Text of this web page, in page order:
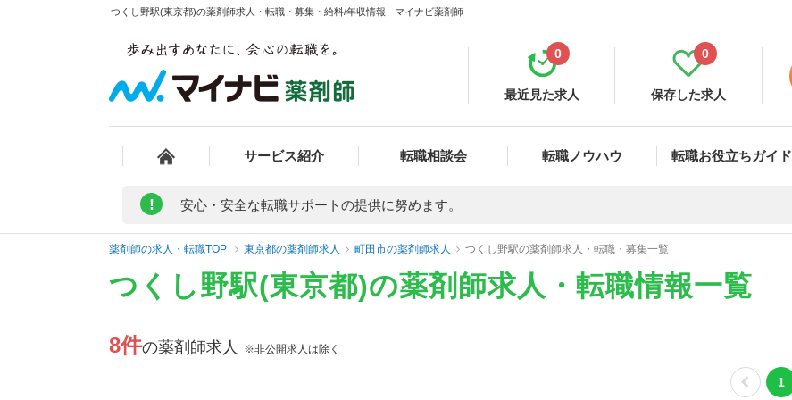
つくし野駅(東京都)の薬剤師求人・転職・募集・給料/年収情報 - マイナビ薬剤師
最近見た求人
0
保存した求人
0
サービス紹介 転職相談会 転職ノウハウ 転職お役立ちガイド
! 安心・安全な転職サポートの提供に努めます。
薬剤師の求人・転職TOP 東京都の薬剤師求人 町田市の薬剤師求人 つくし野駅の薬剤師求人・転職・募集一覧
つくし野駅(東京都)の薬剤師求人・転職情報一覧
8件の薬剤師求人 ※非公開求人は除く
1